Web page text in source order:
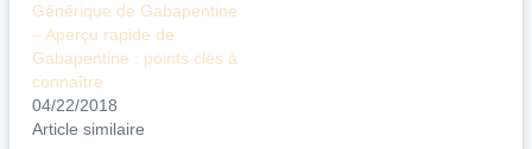
Générique de Gabapentine
– Aperçu rapide de
Gabapentine : points clés à
connaître
04/22/2018
Article similaire